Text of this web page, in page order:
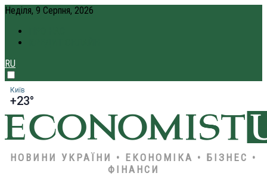
Неділя, 9 Серпня, 2026
RU
Київ
+23°
НОВИНИ УКРАЇНИ • ЕКОНОМІКА • БІЗНЕС •
ФІНАНСИ